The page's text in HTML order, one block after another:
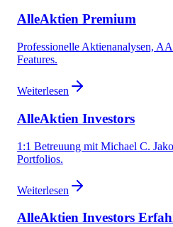
AlleAktien Premium
Professionelle Aktienanalysen,
Features.
Weiterlesen
AlleAktien Investors
1:1 Betreuung mit Michael C.
Portfolios.
Weiterlesen
AlleAktien Investors